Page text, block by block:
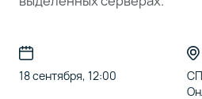
18 сентября, 12:00